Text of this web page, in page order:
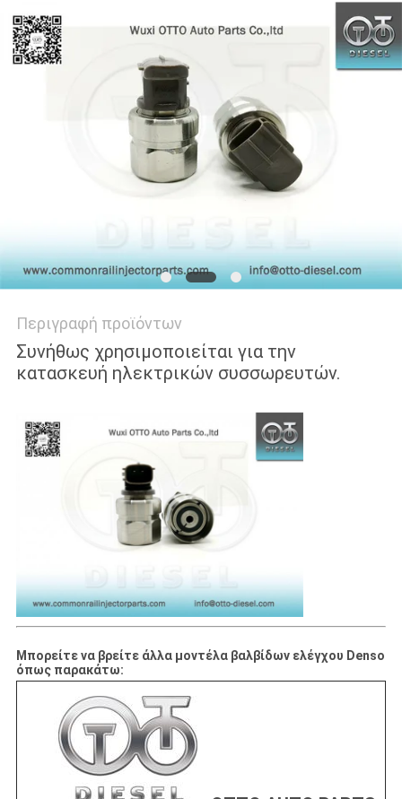
PRIVACY
POLICY
Περιγραφή προϊόντων
Συνήθως χρησιμοποιείται για την
κατασκευή ηλεκτρικών συσσωρευτών.
Μπορείτε να βρείτε άλλα μοντέλα βαλβίδων ελέγχου Denso
όπως παρακάτω: